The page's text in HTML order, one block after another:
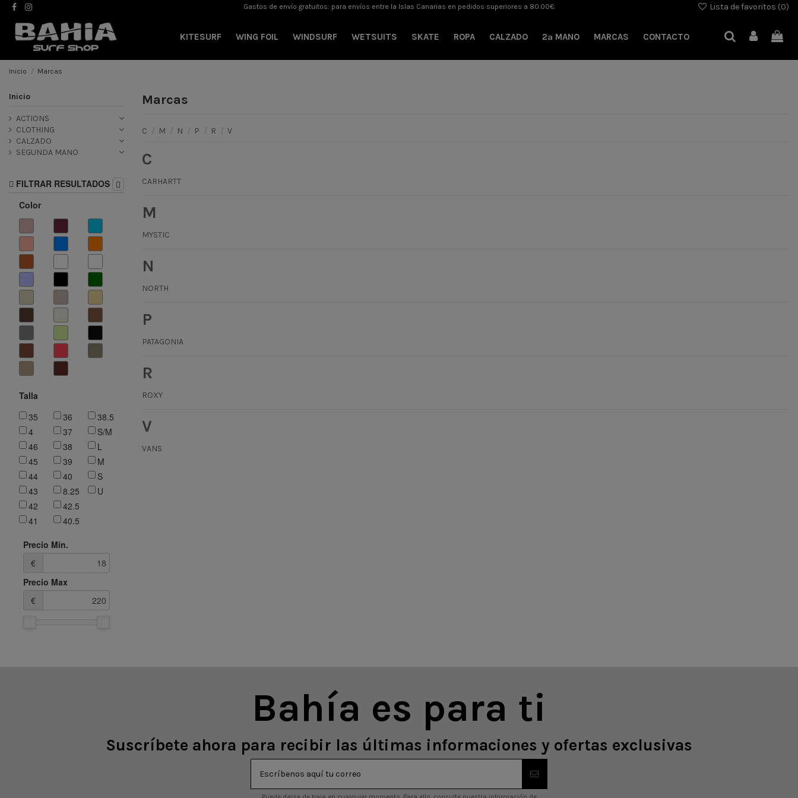
Gastos de envío gratuitos: para envíos entre la Islas Canarias en pedidos superiores a 80.00€. Lista de favoritos (0)
KITESURF WING FOIL WINDSURF WETSUITS SKATE ROPA CALZADO 2ª MANO MARCAS CONTACTO
Inicio Marcas
Marcas
C / M / N / P / R / V
C
CARHARTT
M
MYSTIC
N
NORTH
P
PATAGONIA
R
ROXY
V
VANS
Inicio
ACTIONS
CLOTHING
CALZADO
SEGUNDA MANO
FILTRAR RESULTADOS
Color
Talla
35
4
46
45
44
43
42
41
36
37
38
39
40
8.25
42.5
40.5
38.5
S/M
L
M
S
U
Precio Min.
€
Precio Max
€
Bahía es para ti
Suscríbete ahora para recibir las últimas informaciones y ofertas exclusivas